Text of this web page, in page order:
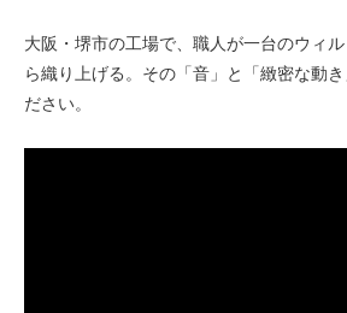
大阪・堺市の工場で、職人が一台のウィ
ら織り上げる。その「音」と「緻密な動
ださい。